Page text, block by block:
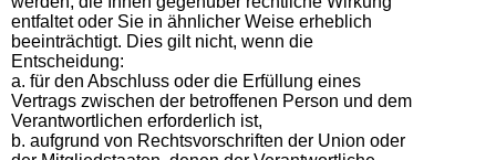
entfaltet oder Sie in ähnlicher Weise erheblich
beeinträchtigt. Dies gilt nicht, wenn die
Entscheidung:
a. für den Abschluss oder die Erfüllung eines
Vertrags zwischen der betroffenen Person und dem
Verantwortlichen erforderlich ist,
b. aufgrund von Rechtsvorschriften der Union oder